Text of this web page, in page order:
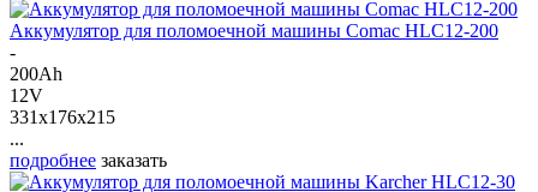
Аккумулятор для поломоечной машины Comac HLC12-200
-
200Ah
12V
331x176x215
...
подробнее заказать